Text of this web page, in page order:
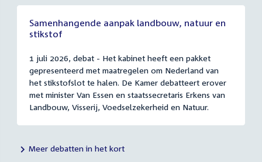
Samenhangende aanpak landbouw, natuur en
stikstof
1 juli 2026, debat - Het kabinet heeft een pakket
gepresenteerd met maatregelen om Nederland van
het stikstofslot te halen. De Kamer debatteert erover
met minister Van Essen en staatssecretaris Erkens van
Landbouw, Visserij, Voedselzekerheid en Natuur.
Meer debatten in het kort